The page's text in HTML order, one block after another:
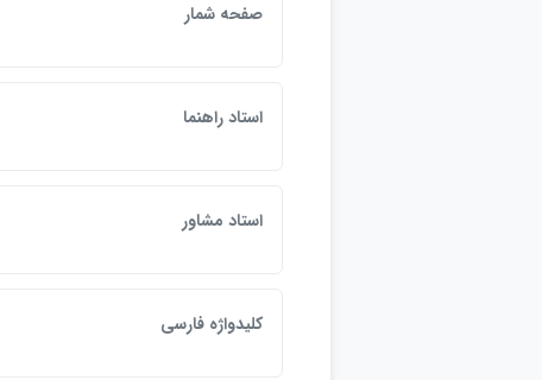
صفحه شمار
استاد راهنما
استاد مشاور
كليدواژه فارسي